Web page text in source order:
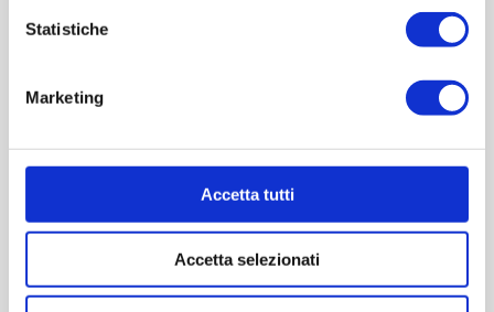
Statistiche
Marketing
Accetta tutti
Accetta selezionati
REVIEWS
CONTACT US